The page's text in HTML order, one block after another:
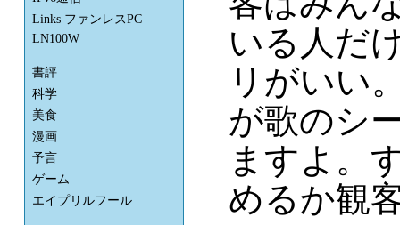
いる人だ
リがいい
が歌のシ
ますよ。
めるか観
Links ファンレスPC
LN100W
書評
科学
美食
漫画
予言
ゲーム
エイプリルフール